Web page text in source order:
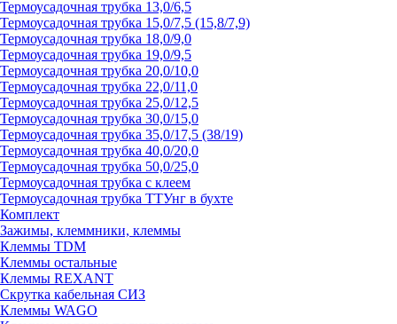
Термоусадочная трубка 13,0/6,5
Термоусадочная трубка 15,0/7,5 (15,8/7,9)
Термоусадочная трубка 18,0/9,0
Термоусадочная трубка 19,0/9,5
Термоусадочная трубка 20,0/10,0
Термоусадочная трубка 22,0/11,0
Термоусадочная трубка 25,0/12,5
Термоусадочная трубка 30,0/15,0
Термоусадочная трубка 35,0/17,5 (38/19)
Термоусадочная трубка 40,0/20,0
Термоусадочная трубка 50,0/25,0
Термоусадочная трубка с клеем
Термоусадочная трубка ТТУнг в бухте
Комплект
Зажимы, клеммники, клеммы
Клеммы TDM
Клеммы остальные
Клеммы REXANT
Скрутка кабельная СИЗ
Клеммы WAGO